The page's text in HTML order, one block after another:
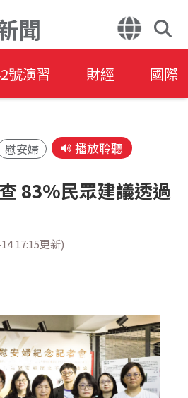
聞
號演習 財經 國際
慰安婦 播放聆聽
83%民眾建議透過
17:15更新)